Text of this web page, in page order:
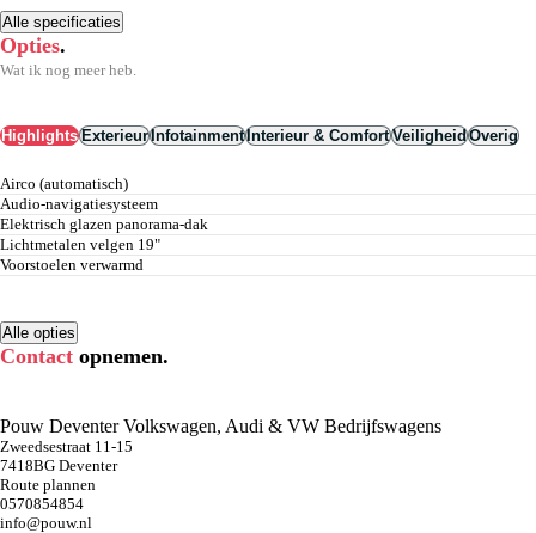
Alle specificaties
Opties.
Wat ik nog meer heb.
HighlightsExterieurInfotainmentInterieur & ComfortVeiligheidOverig
airco (automatisch)
audio-navigatiesysteem
elektrisch glazen panorama-dak
lichtmetalen velgen 19"
voorstoelen verwarmd
Alle opties
Contact opnemen.
Pouw Deventer Volkswagen, Audi & VW Bedrijfswagens
Zweedsestraat 11-15
7418BG Deventer
Route plannen
0570854854
info@pouw.nl